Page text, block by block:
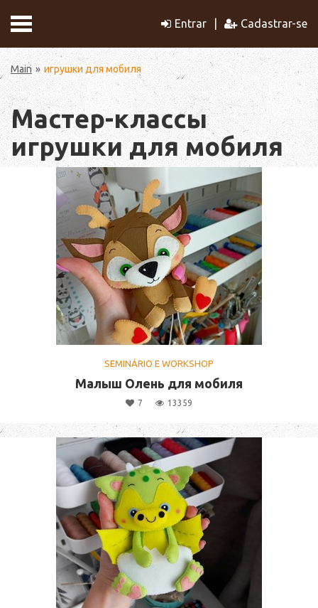
Entrar Cadastrar-se
Main игрушки для мобиля
Мастер-классы
игрушки для мобиля
SEMINÁRIO E WORKSHOP
Малыш Олень для мобиля
7 13359